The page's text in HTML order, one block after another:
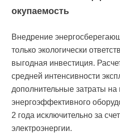
окупаемость
Внедрение
только экологически
выгодная инвестиция.
средней интенсивности
дополнительные затраты на
энергоэффективного
2 года исключительно за
электроэнергии.